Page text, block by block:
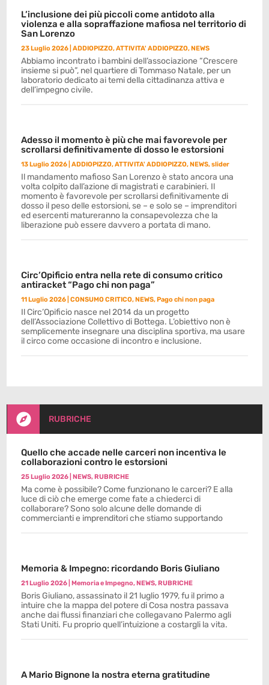
L’inclusione dei più piccoli come antidoto alla
violenza e alla sopraffazione mafiosa nel territorio di
San Lorenzo
23 Luglio 2026 |ADDIOPIZZO,ATTIVITA' ADDIOPIZZO,NEWS
Abbiamo incontrato i bambini dell’associazione “Crescere
insieme si può”, nel quartiere di Tommaso Natale, per un
laboratorio dedicato ai temi della cittadinanza attiva e
dell’impegno civile.
Adesso il momento è più che mai favorevole per
scrollarsi definitivamente di dosso le estorsioni
13 Luglio 2026 |ADDIOPIZZO,ATTIVITA' ADDIOPIZZO,NEWS,slider
Il mandamento mafioso San Lorenzo è stato ancora una
volta colpito dall’azione di magistrati e carabinieri. Il
momento è favorevole per scrollarsi definitivamente di
dosso il peso delle estorsioni, se – e solo se – imprenditori
ed esercenti matureranno la consapevolezza che la
liberazione può essere davvero a portata di mano.
Circ’Opificio entra nella rete di consumo critico
antiracket “Pago chi non paga”
11 Luglio 2026 |CONSUMO CRITICO,NEWS,Pago chi non paga
Il Circ’Opificio nasce nel 2014 da un progetto
dell’Associazione Collettivo di Bottega. L’obiettivo non è
semplicemente insegnare una disciplina sportiva, ma usare
il circo come occasione di incontro e inclusione.
 RUBRICHE
Quello che accade nelle carceri non incentiva le
collaborazioni contro le estorsioni
25 Luglio 2026 |NEWS,RUBRICHE
Ma come è possibile? Come funzionano le carceri? E alla
luce di ciò che emerge come fate a chiederci di
collaborare? Sono solo alcune delle domande di
commercianti e imprenditori che stiamo supportando
Memoria & Impegno: ricordando Boris Giuliano
21 Luglio 2026 |Memoria e Impegno,NEWS,RUBRICHE
Boris Giuliano, assassinato il 21 luglio 1979, fu il primo a
intuire che la mappa del potere di Cosa nostra passava
anche dai flussi finanziari che collegavano Palermo agli
Stati Uniti. Fu proprio quell’intuizione a costargli la vita.
A Mario Bignone la nostra eterna gratitudine